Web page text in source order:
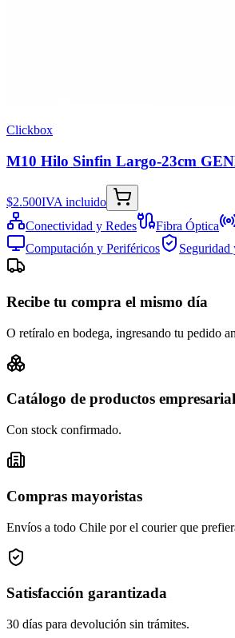
Clickbox
M10 Hilo Sinfin Largo-23cm
$2.500IVA incluido
Conectividad y Redes
Fibra Óptica
Computación y Periféricos
Recibe tu compra el mismo día
O retíralo en bodega, ingresando tu pedido
Catálogo de productos
Con stock confirmado.
Compras mayoristas
Envíos a todo Chile por el courier que
Satisfacción garantizada
30 días para devolución sin trámites.